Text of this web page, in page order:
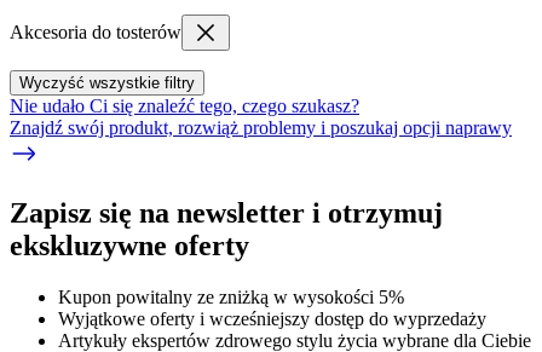
Akcesoria do tosterów
Wyczyść wszystkie filtry
Nie udało Ci się znaleźć tego, czego szukasz?
Znajdź swój produkt, rozwiąż problemy i poszukaj opcji naprawy
Zapisz się na newsletter i otrzymuj
ekskluzywne oferty
Kupon powitalny ze zniżką w wysokości 5%
Wyjątkowe oferty i wcześniejszy dostęp do wyprzedaży
Artykuły ekspertów zdrowego stylu życia wybrane dla Ciebie